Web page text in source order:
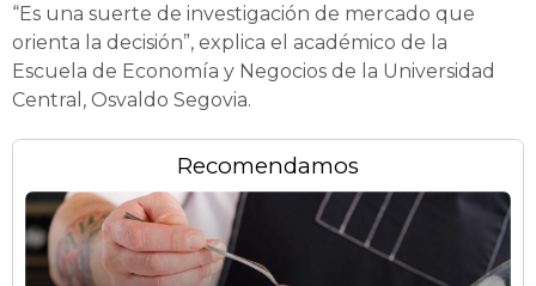
“Es una suerte de investigación de mercado que
orienta la decisión”, explica el académico de la
Escuela de Economía y Negocios de la Universidad
Central, Osvaldo Segovia.
Recomendamos